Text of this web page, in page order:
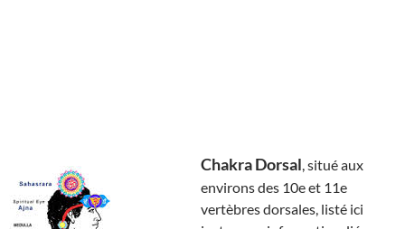
Chakra Dorsal, situé aux
environs des 10e et 11e
vertèbres dorsales, listé ici